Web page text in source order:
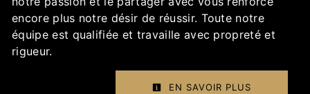
encore plus notre désir de réussir. Toute notre
équipe est qualifiée et travaille avec propreté et
rigueur.
EN SAVOIR PLUS